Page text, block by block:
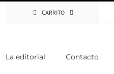
CARRITO
La editorial Contacto